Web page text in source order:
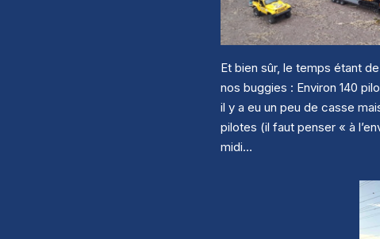
Et bien sûr, le temps étant
nos buggies : Environ 140
il y a eu un peu de casse
pilotes (il faut penser « à
midi…